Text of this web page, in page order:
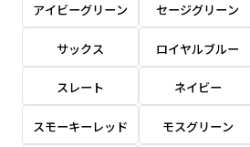
アイビーグリーン セージグリーン
サックス ロイヤルブルー
スレート ネイビー
スモーキーレッド モスグリーン
文字だけのぼり［ +1,298円
ご購入時の案内に沿って、
さい。
ロゴ有り名入れ［ +1,498円］
ご購入時の案内にそって、デ
ロゴ有り名入れ（要画像確
コンパクト
あまり一般的でないサイズで
えてきました。
コンビニさんなどで多いです。
コンパクト
あまり一般的でないサイズで
えてきました。
コンビニさんなどで多いです
タペストリー
加工
※パイプ紐付き
その他
※備考欄に要望